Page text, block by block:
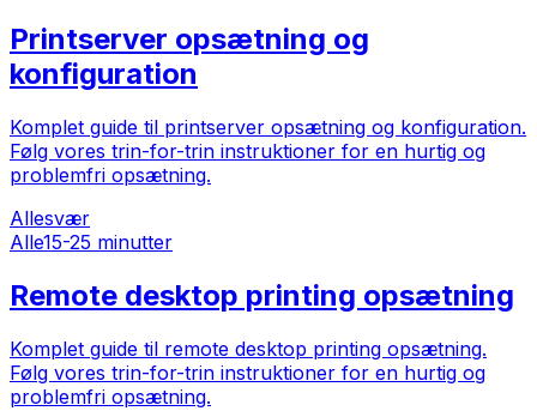
Printserver opsætning og
konfiguration
Komplet guide til printserver opsætning og konfiguration.
Følg vores trin-for-trin instruktioner for en hurtig og
problemfri opsætning.
Allesvær
Alle15-25 minutter
Remote desktop printing opsætning
Komplet guide til remote desktop printing opsætning.
Følg vores trin-for-trin instruktioner for en hurtig og
problemfri opsætning.